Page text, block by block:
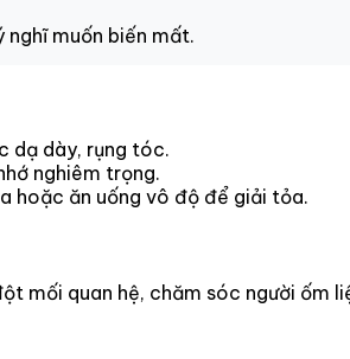
muốn biến mất.
dạ dày, rụng tóc.
nghiêm trọng.
hoặc ăn uống vô độ để giải tỏa.
mối quan hệ, chăm sóc người ốm